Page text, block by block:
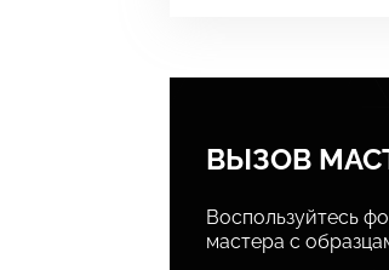
ВЫЗОВ
Воспользуйтесь
мастера с